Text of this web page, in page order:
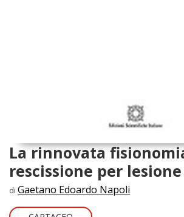
La rinnovata
rescissione per lesione
di Gaetano Edoardo Napoli